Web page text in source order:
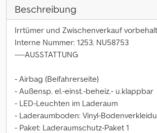
Beschreibung
Irrtümer und Zwischenverkauf
Interne Nummer: 1253. NU58753
----AUSSTATTUNG
- Airbag (Beifahrerseite)
- Außensp. el.-einst.-beheiz.- u.klappbar
- LED-Leuchten im Laderaum
- Laderaumboden: Vinyl-
- Paket: Laderaumschutz-Paket 1